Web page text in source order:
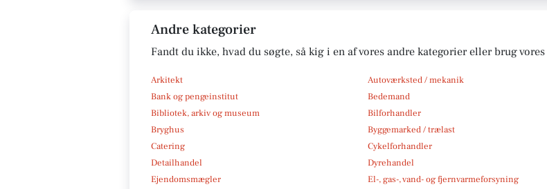
Andre kategorier
Fandt du ikke, hvad du søgte, så kig i en af vores andre kategorier eller brug vores
Arkitekt Autoværksted / mekanik
Bank og pengeinstitut
Bedemand
Bibliotek, arkiv og museum
Bilforhandler
Bryghus
Byggemarked / trælast
Catering
Cykelforhandler
Detailhandel
Dyrehandel
Ejendomsmægler
El-, gas-, vand- og fjernvarmeforsyning